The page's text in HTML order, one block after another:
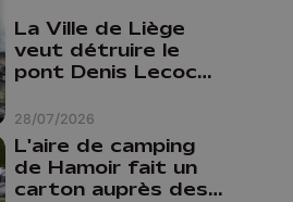
28/07/2026
La Ville de Liège
veut détruire le
pont Denis Lecocq
budget pour le
faire
L'aire de camping
de Hamoir fait un
carton auprès des